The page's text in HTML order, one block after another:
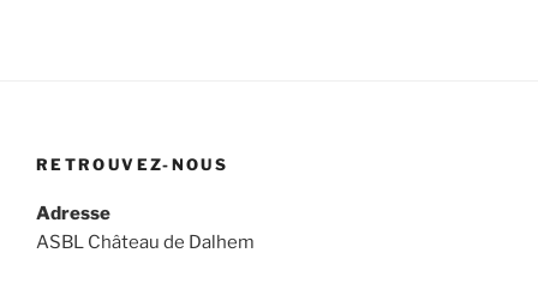
RETROUVEZ-NOUS
Adresse
ASBL Château de Dalhem